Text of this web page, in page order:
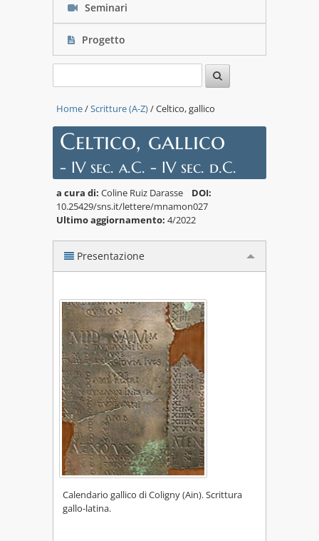
Seminari
Progetto
Home/Scritture (A-Z)/ Celtico, gallico
Celtico, gallico
- IV sec. a.C. - IV sec. d.C.
a cura di: Coline Ruiz Darasse
DOI:
10.25429/sns.it/lettere/mnamon027
Ultimo aggiornamento: 4/2022
Presentazione
Calendario gallico di Coligny (Ain). Scrittura
gallo-latina.